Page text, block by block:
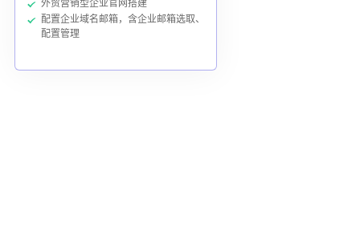
外贸营销型企业官网搭建
配置企业域名邮箱，含企业邮箱选取、
配置管理